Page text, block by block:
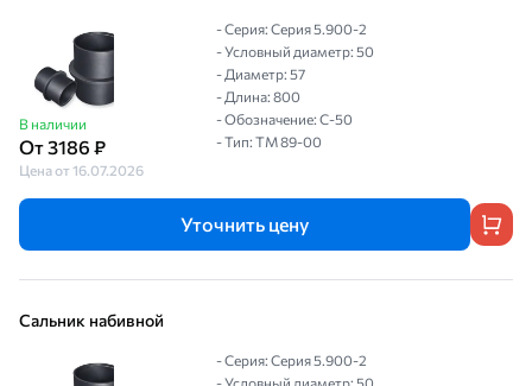
В наличии
От 3186 ₽
Цена от 16.07.2026
- Серия: Серия 5.900-2
- Условный диаметр: 50
- Диаметр: 57
- Длина: 800
- Обозначение: С-50
- Тип: ТМ 89-00
Уточнить цену
Сальник набивной
- Серия: Серия 5.900-2
- Условный диаметр: 50